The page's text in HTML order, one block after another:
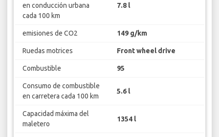
en conducción urbana
cada 100 km
7.8 l
emisiones de CO2 149 g/km
Ruedas motrices Front wheel drive
Combustible 95
Consumo de combustible
en carretera cada 100 km
5.6 l
Capacidad máxima del
maletero
1354 l